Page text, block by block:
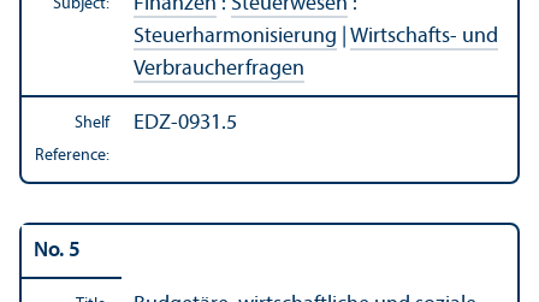
Subject:
Steuerharmonisierung
Wirtschafts- und
Verbraucherfragen
Shelf
Reference:
EDZ-0931.5
No. 5